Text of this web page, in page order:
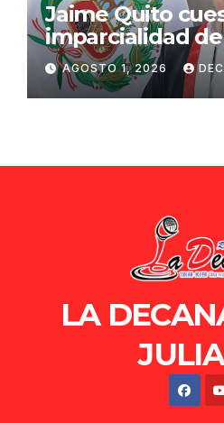
Jaime Quito
imparcialidad
Constitucional
de Ollanta
AGOSTO 1, 2026
LA